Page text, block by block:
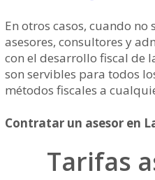
En otros casos, cuando
asesores, consultores y
con el desarrollo fiscal de
son servibles para todos
métodos fiscales a
Contratar un asesor en
Tarifas